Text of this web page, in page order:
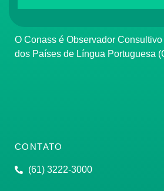
O Conass é Observador Consultivo da Comunidade
dos Países de Língua Portuguesa
CONTATO
(61) 3222-3000